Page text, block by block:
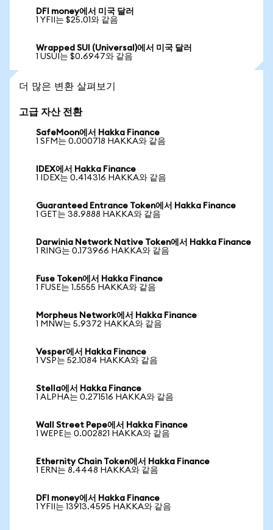
DFI money에서 미국 달러
1 YFII는 $25.01와 같음
Wrapped SUI (Universal)에서 미국 달러
1 USUI는 $0.6947와 같음
더 많은 변환 살펴보기
고급 자산 전환
SafeMoon에서 Hakka Finance
1 SFM는 0.000718 HAKKA와 같음
IDEX에서 Hakka Finance
1 IDEX는 0.414316 HAKKA와 같음
Guaranteed Entrance Token에서 Hakka Finance
1 GET는 38.9888 HAKKA와 같음
Darwinia Network Native Token에서 Hakka Finance
1 RING는 0.173966 HAKKA와 같음
Fuse Token에서 Hakka Finance
1 FUSE는 1.5555 HAKKA와 같음
Morpheus Network에서 Hakka Finance
1 MNW는 5.9372 HAKKA와 같음
Vesper에서 Hakka Finance
1 VSP는 52.1084 HAKKA와 같음
Stella에서 Hakka Finance
1 ALPHA는 0.271516 HAKKA와 같음
Wall Street Pepe에서 Hakka Finance
1 WEPE는 0.002821 HAKKA와 같음
Ethernity Chain Token에서 Hakka Finance
1 ERN는 8.4448 HAKKA와 같음
DFI money에서 Hakka Finance
1 YFII는 13913.4595 HAKKA와 같음